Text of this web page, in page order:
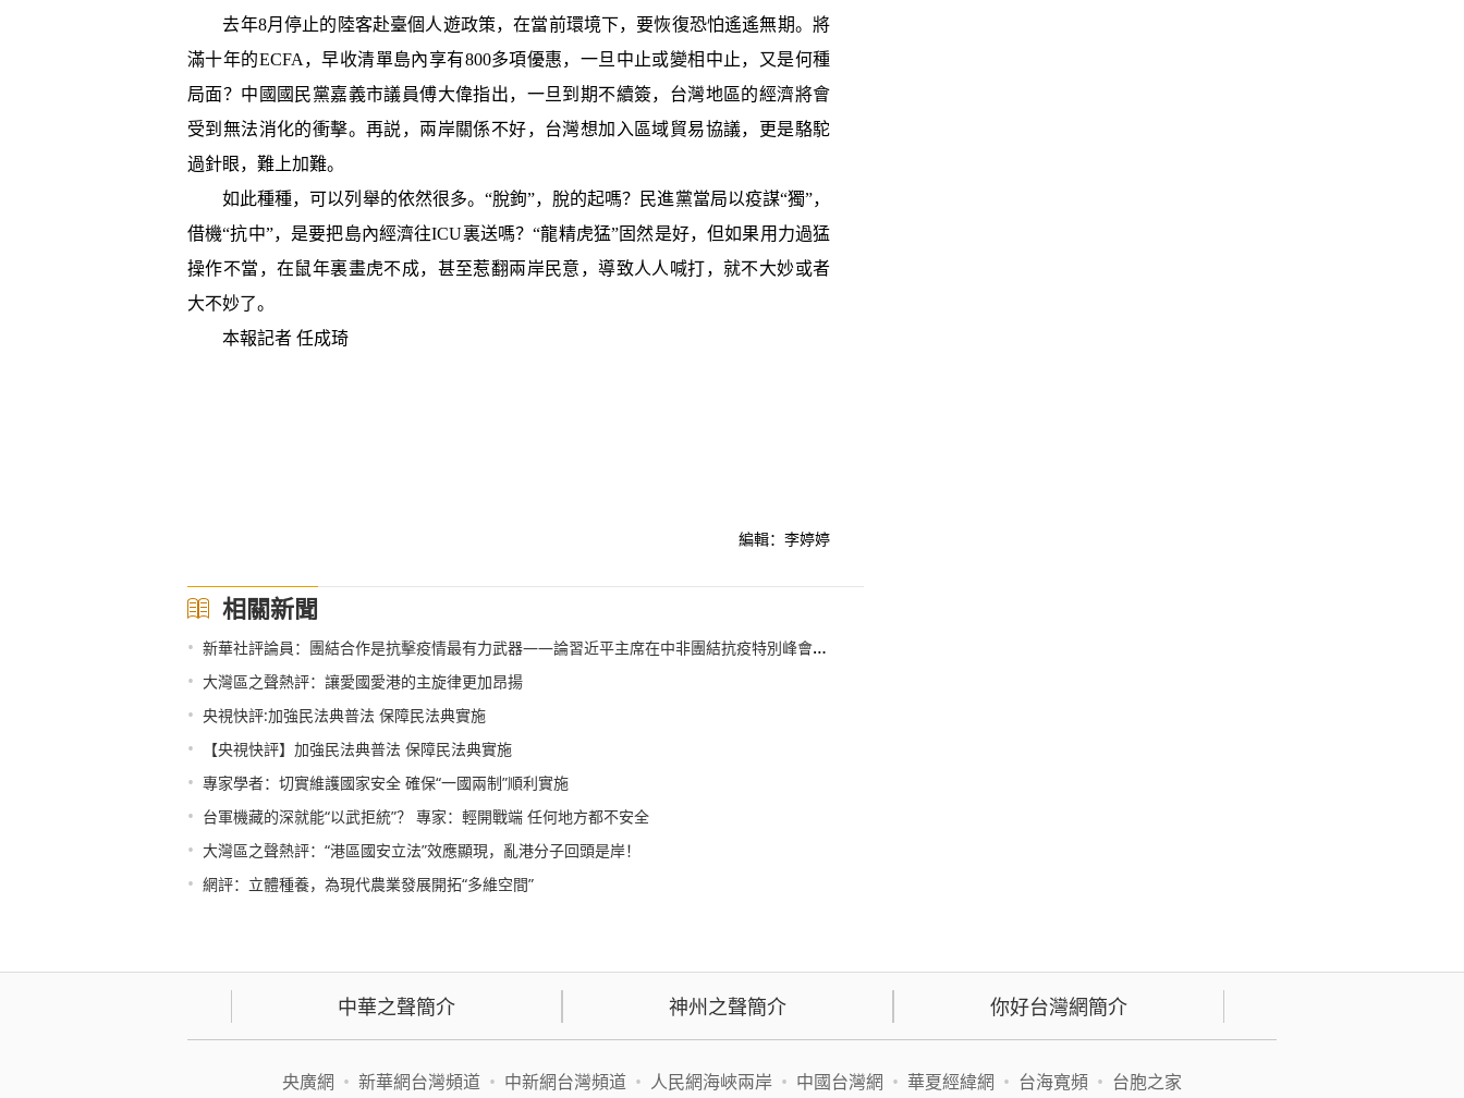
去年8月停止的陸客赴臺個人遊政策，在當前環境下，要恢復恐怕遙遙無期。將
滿十年的ECFA，早收清單島內享有800多項優惠，一旦中止或變相中止，又是何種
局面？中國國民黨嘉義市議員傅大偉指出，一旦到期不續簽，台灣地區的經濟將會
受到無法消化的衝擊。再説，兩岸關係不好，台灣想加入區域貿易協議，更是駱駝
過針眼，難上加難。
如此種種，可以列舉的依然很多。“脫鉤”，脫的起嗎？民進黨當局以疫謀“獨”，
借機“抗中”，是要把島內經濟往ICU裏送嗎？“龍精虎猛”固然是好，但如果用力過猛
操作不當，在鼠年裏畫虎不成，甚至惹翻兩岸民意，導致人人喊打，就不大妙或者
大不妙了。
本報記者 任成琦
編輯：李婷婷
相關新聞
• 新華社評論員：團結合作是抗擊疫情最有力武器——論習近平主席在中非團結抗疫特別峰會主旨講話
• 大灣區之聲熱評：讓愛國愛港的主旋律更加昂揚
• 央視快評:加強民法典普法 保障民法典實施
• 【央視快評】加強民法典普法 保障民法典實施
• 專家學者：切實維護國家安全 確保“一國兩制”順利實施
• 台軍機藏的深就能“以武拒統”？ 專家：輕開戰端 任何地方都不安全
• 大灣區之聲熱評：“港區國安立法”效應顯現，亂港分子回頭是岸！
• 網評：立體種養，為現代農業發展開拓“多維空間”
中華之聲簡介 神州之聲簡介 你好台灣網簡介
央廣網 • 新華網台灣頻道 • 中新網台灣頻道 • 人民網海峽兩岸 • 中國台灣網 • 華夏經緯網 • 台海寬頻 • 台胞之家